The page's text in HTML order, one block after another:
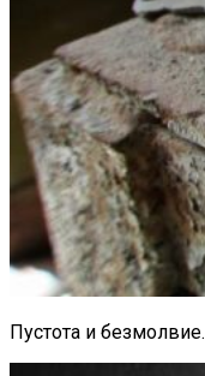
Пустота и безмолвие.